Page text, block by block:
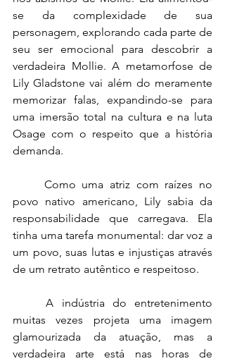
se da complexidade de sua
personagem, explorando cada parte de
seu ser emocional para descobrir a
verdadeira Mollie. A metamorfose de
Lily Gladstone vai além do meramente
memorizar falas, expandindo-se para
uma imersão total na cultura e na luta
Osage com o respeito que a história
demanda.
Como uma atriz com raízes no
povo nativo americano, Lily sabia da
responsabilidade que carregava. Ela
tinha uma tarefa monumental: dar voz a
um povo, suas lutas e injustiças através
de um retrato autêntico e respeitoso.
A indústria do entretenimento
muitas vezes projeta uma imagem
glamourizada da atuação, mas a
verdadeira arte está nas horas de